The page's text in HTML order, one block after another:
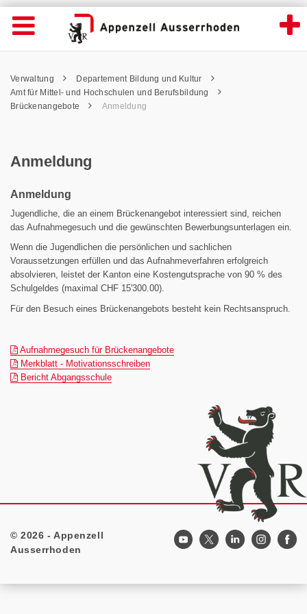
Anmeldung - Appenzell Ausserrhoden
Wichtige
Seiten
Home
Inhalt
Kontakt
Sitemap
Navigation öffnen
Inhalt
Pfadnavigation
Verwaltung
Departement Bildung und Kultur
Amt für Mittel- und Hochschulen und Berufsbildung
Brückenangebote
Anmeldung
Anmeldung
Anmeldung
Jugendliche, die an einem Brückenangebot interessiert sind, reichen
das Aufnahmegesuch und die gewünschten Bewerbungsunterlagen ein.
Wenn die Jugendlichen die persönlichen und sachlichen
Voraussetzungen erfüllen und das Aufnahmeverfahren erfolgreich
absolvieren, leistet der Kanton eine Kostengutsprache von 90 % des
Schulgeldes (maximal CHF 15'300.00).
Für den Besuch eines Brückenangebots besteht kein Rechtsanspruch.
Aufnahmegesuch für Brückenangebote(pdf)
Merkblatt - Motivationsschreiben(pdf)
Bericht Abgangsschule(pdf)
Footer
© 2026 - Appenzell
Ausserrhoden